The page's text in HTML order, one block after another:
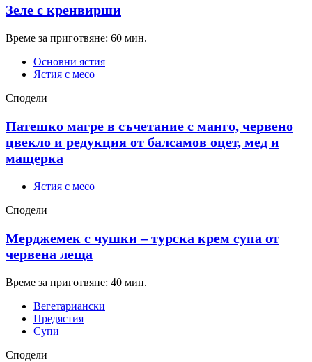
Зеле с кренвирши
Време за приготвяне: 60 мин.
Основни ястия
Ястия с месо
Сподели
Патешко магре в съчетание с манго, червено
цвекло и редукция от балсамов оцет, мед и
мащерка
Ястия с месо
Сподели
Мерджемек с чушки – турска крем супа от
червена леща
Време за приготвяне: 40 мин.
Вегетариански
Предястия
Супи
Сподели